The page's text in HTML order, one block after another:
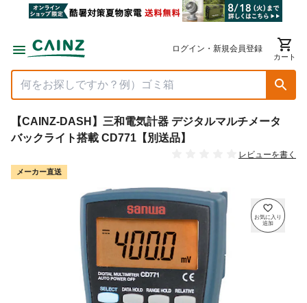
ログイン・新規会員登録
カート
【CAINZ-DASH】三和電気計器 デジタルマルチメータ
バックライト搭載 CD771【別送品】
レビューを書く
メーカー直送